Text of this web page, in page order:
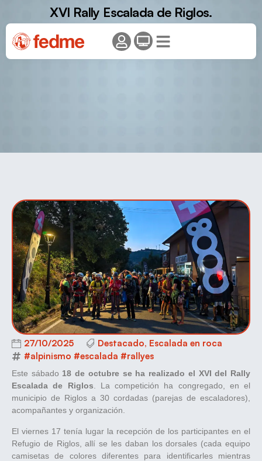
XVI Rally Escalada de Riglos.
27/10/2025 Destacado, Escalada en roca
#alpinismo #escalada #rallyes
Este sábado 18 de octubre se ha realizado el XVI del Rally
Escalada de Riglos. La competición ha congregado, en el
municipio de Riglos a 30 cordadas (parejas de escaladores),
acompañantes y organización.
El viernes 17 tenía lugar la recepción de los participantes en el
Refugio de Riglos, allí se les daban los dorsales (cada equipo
camisetas de colores diferentes para identificarles mientras